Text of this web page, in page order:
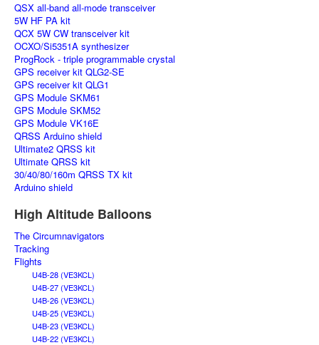
QSX all-band all-mode transceiver
5W HF PA kit
QCX 5W CW transceiver kit
OCXO/Si5351A synthesizer
ProgRock - triple programmable crystal
GPS receiver kit QLG2-SE
GPS receiver kit QLG1
GPS Module SKM61
GPS Module SKM52
GPS Module VK16E
QRSS Arduino shield
Ultimate2 QRSS kit
Ultimate QRSS kit
30/40/80/160m QRSS TX kit
Arduino shield
High Altitude Balloons
The Circumnavigators
Tracking
Flights
U4B-28 (VE3KCL)
U4B-27 (VE3KCL)
U4B-26 (VE3KCL)
U4B-25 (VE3KCL)
U4B-23 (VE3KCL)
U4B-22 (VE3KCL)